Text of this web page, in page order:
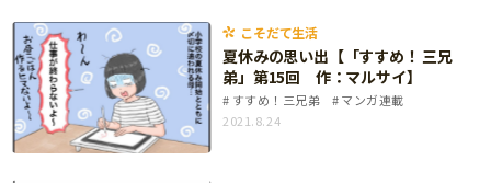
教育・学習
絵本・読み聞かせ
自由研究・工作
行事・イベント
トラブル
親子でいっしょに
人間関係
こそだて生活
夏休みの思い出【「すすめ！ 三兄
弟」第15回 作：マルサイ】
すすめ！三兄弟
マンガ連載
2021.8.24